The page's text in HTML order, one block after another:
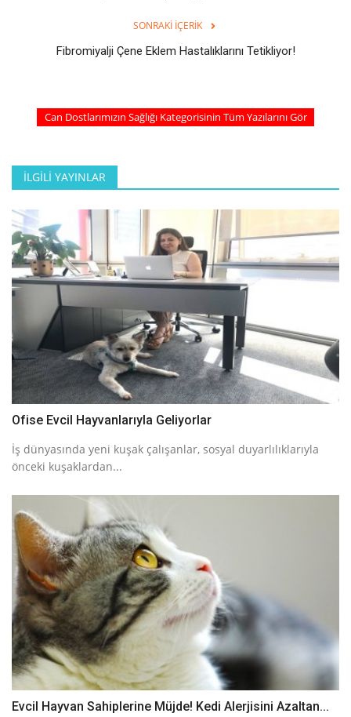
SONRAKI İÇERIK
Fibromiyalji Çene Eklem Hastalıklarını Tetikliyor!
Can Dostlarımızın Sağlığı Kategorisinin Tüm Yazılarını Gör
İLGILI YAYINLAR
Ofise Evcil Hayvanlarıyla Geliyorlar
İş dünyasında yeni kuşak çalışanlar, sosyal duyarlılıklarıyla
önceki kuşaklardan...
Evcil Hayvan Sahiplerine Müjde! Kedi Alerjisini Azaltan...